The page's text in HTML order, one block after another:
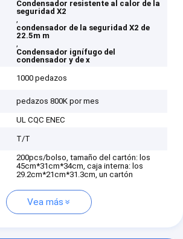
Condensador resistente al calor de la
seguridad X2
,
condensador de la seguridad X2 de
22.5m m
,
Condensador ignífugo del
condensador y de x
1000 pedazos
pedazos 800K por mes
UL CQC ENEC
T/T
200pcs/bolso, tamaño del cartón: los
45cm*31cm*34cm, caja interna: los
29.2cm*21cm*31.3cm, un cartón
Vea más